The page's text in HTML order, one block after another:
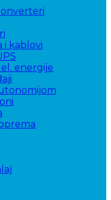
i kablovi
energije